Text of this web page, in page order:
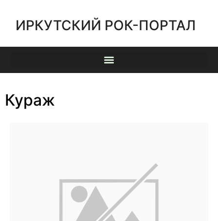
ИРКУТСКИЙ РОК-ПОРТАЛ
Кураж